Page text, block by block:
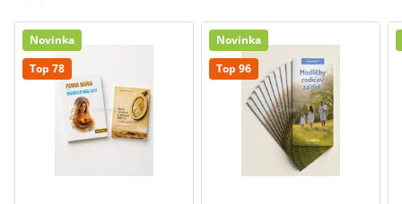
Novinka
Top 78
Novinka
Top 96